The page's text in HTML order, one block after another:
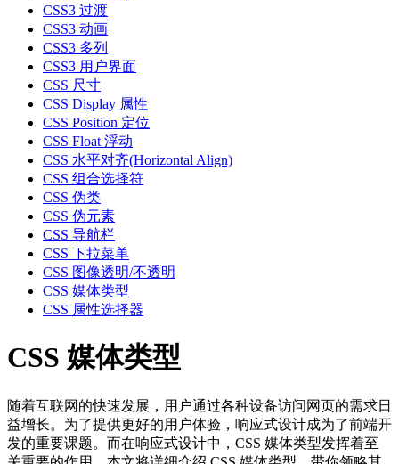
CSS3 过渡
CSS3 动画
CSS3 多列
CSS3 用户界面
CSS 尺寸
CSS Display 属性
CSS Position 定位
CSS Float 浮动
CSS 水平对齐(Horizontal Align)
CSS 组合选择符
CSS 伪类
CSS 伪元素
CSS 导航栏
CSS 下拉菜单
CSS 图像透明/不透明
CSS 媒体类型
CSS 属性选择器
CSS 媒体类型
随着互联网的快速发展，用户通过各种设备访问网页的需求日
益增长。为了提供更好的用户体验，响应式设计成为了前端开
发的重要课题。而在响应式设计中，CSS 媒体类型发挥着至